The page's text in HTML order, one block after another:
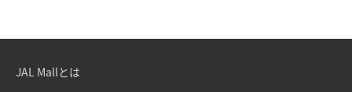
JAL Mallとは